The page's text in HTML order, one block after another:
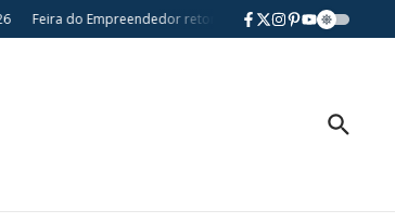
Feira do Empreendedor retorna a Londrina e fortalece